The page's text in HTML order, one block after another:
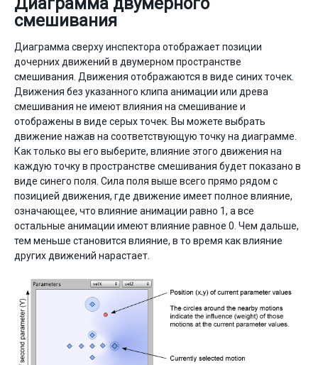
смешивания
Диаграмма сверху инспектора отображает позиции
дочерних движений в двумерном пространстве
смешивания. Движения отображаются в виде синих точек.
Движения без указанного клипа анимации или древа
смешивания не имеют влияния на смешивание и
отображены в виде серых точек. Вы можете выбрать
движение нажав на соответствующую точку на диаграмме.
Как только вы его выберите, влияние этого движения на
каждую точку в пространстве смешивания будет показано в
виде синего поля. Сила поля выше всего прямо рядом с
позицией движения, где движение имеет полное влияние,
означающее, что влияние анимации равно 1, а все
остальные анимации имеют влияние равное 0. Чем дальше,
тем меньше становится влияние, в то время как влияние
других движений нарастает.